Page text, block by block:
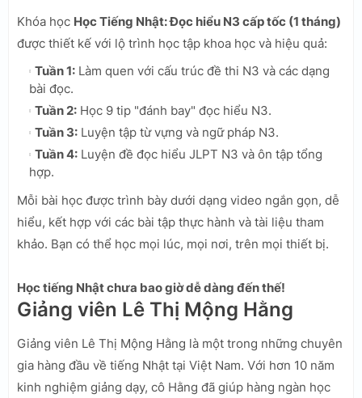
Khóa học Học Tiếng Nhật: Đọc hiểu N3 cấp tốc (1 tháng)
được thiết kế với lộ trình học tập khoa học và hiệu quả:
Tuần 1: Làm quen với cấu trúc đề thi N3 và các dạng
bài đọc.
Tuần 2: Học 9 tip "đánh bay" đọc hiểu N3.
Tuần 3: Luyện tập từ vựng và ngữ pháp N3.
Tuần 4: Luyện đề đọc hiểu JLPT N3 và ôn tập tổng
hợp.
Mỗi bài học được trình bày dưới dạng video ngắn gọn, dễ
hiểu, kết hợp với các bài tập thực hành và tài liệu tham
khảo. Bạn có thể học mọi lúc, mọi nơi, trên mọi thiết bị.
Học tiếng Nhật chưa bao giờ dễ dàng đến thế!
Giảng viên Lê Thị Mộng Hằng
Giảng viên Lê Thị Mộng Hằng là một trong những chuyên
gia hàng đầu về tiếng Nhật tại Việt Nam. Với hơn 10 năm
kinh nghiệm giảng dạy, cô Hằng đã giúp hàng ngàn học